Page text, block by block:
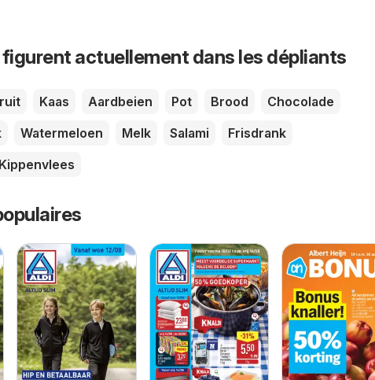
actuellement dans les dépliants
Kaas Aardbeien Pot Brood
Chocolade
Watermeloen Melk Salami
Frisdrank